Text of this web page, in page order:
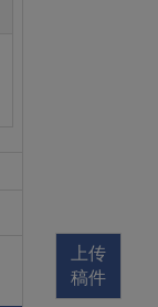
上传
稿件